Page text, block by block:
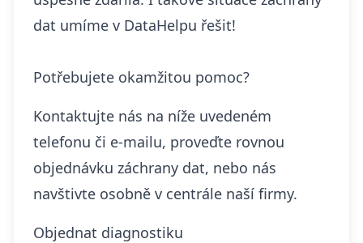
dat umíme v DataHelpu řešit!
Potřebujete okamžitou pomoc?
Kontaktujte nás na níže uvedeném
telefonu či e-mailu, proveďte rovnou
objednávku záchrany dat, nebo nás
navštivte osobně v centrále naší firmy.
Objednat diagnostiku